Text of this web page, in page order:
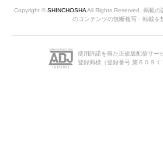
Copyright © SHINCHOSHAAll Rights Reserved. 掲載の
のコンテンツの無断複写・転載を
使用許諾を得た正規版配信サー
登録商標（登録番号 第６０９１